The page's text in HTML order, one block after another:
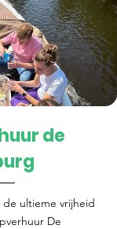
de
de ultieme vrijheid
De